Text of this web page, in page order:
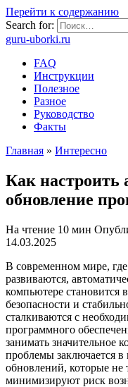
Перейти к содержанию
Search for:
guru-uborki.ru
FAQ
Инструкции
Полезное
Разное
Руководство
Факты
Главная » Интересно
Как настроить
обновление
На чтение 10 мин
14.03.2025
В современном мире,
развиваются,
компьютере становится
безопасности и
сталкиваются с
программного
занимать значительное
проблемы заключается в
обновлений, которые не
минимизируют риск